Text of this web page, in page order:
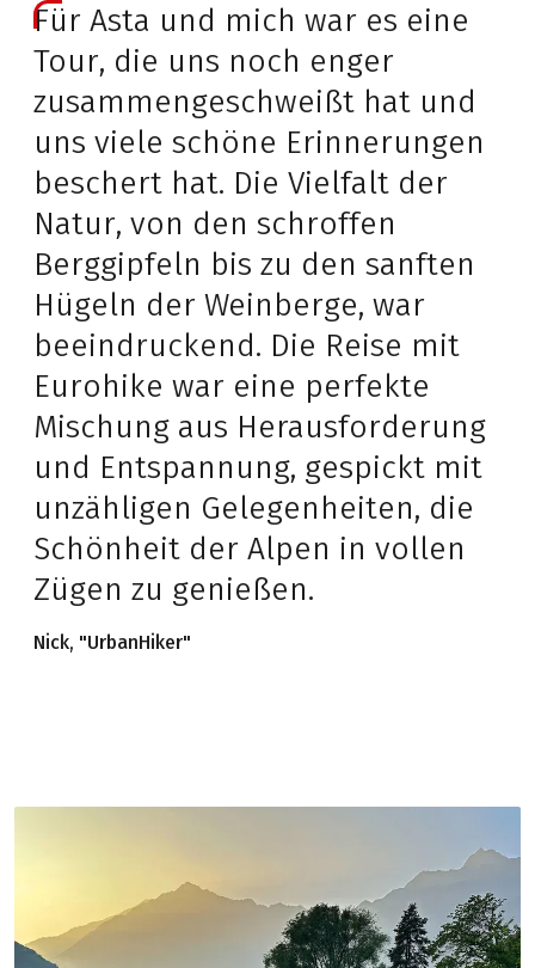
Für Asta und mich war es eine
Tour, die uns noch enger
zusammengeschweißt hat und
uns viele schöne Erinnerungen
beschert hat. Die Vielfalt der
Natur, von den schroffen
Berggipfeln bis zu den sanften
Hügeln der Weinberge, war
beeindruckend. Die Reise mit
Eurohike war eine perfekte
Mischung aus Herausforderung
und Entspannung, gespickt mit
unzähligen Gelegenheiten, die
Schönheit der Alpen in vollen
Zügen zu genießen.
Nick, "UrbanHiker"